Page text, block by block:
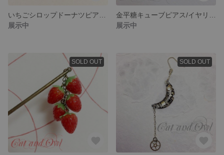
展示中
展示中
SOLD OUT SOLD OUT